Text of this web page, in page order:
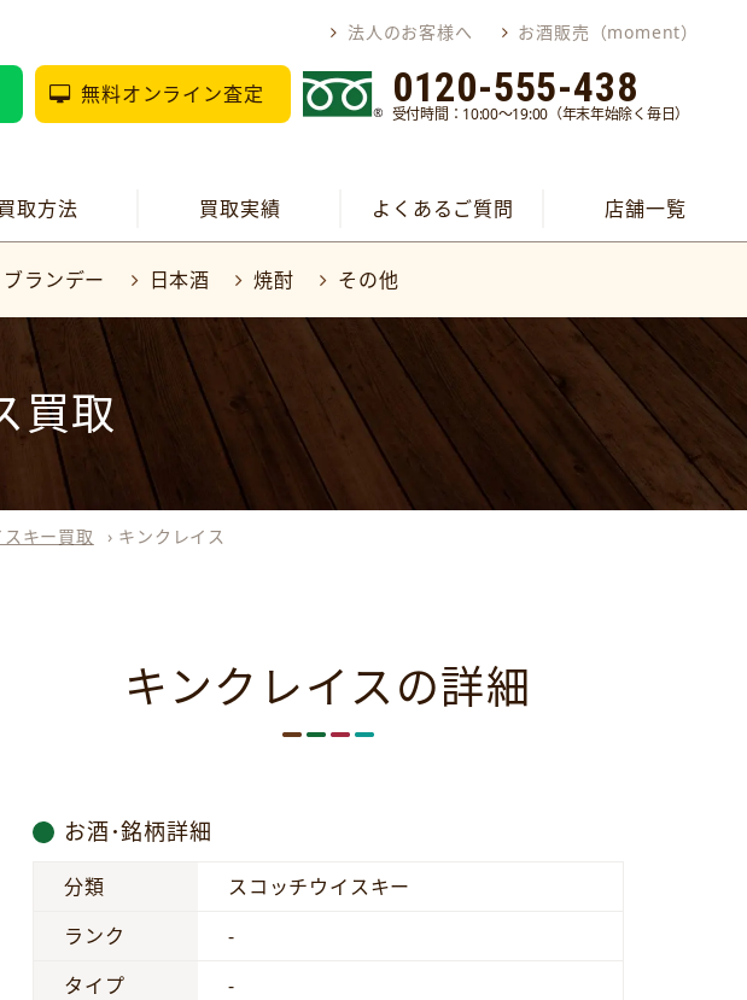
法人のお客様へ お酒販売（moment）
無料オンライン査定 0120-555-438
受付時間：10:00～19:00（年末年始除く毎日）
取方法 買取実績 よくあるご質問 店舗一覧
ブランデー 日本酒 焼酎 その他
買取
キー買取 › キンクレイス
キンクレイスの詳細
お酒･銘柄詳細
分類
スコッチウイスキー
ランク
-
タイプ
-